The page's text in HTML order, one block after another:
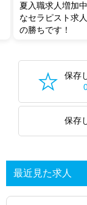
夏入職求人増加
なセラピスト求
の勝ちです！
保存
保存
最近見た求人